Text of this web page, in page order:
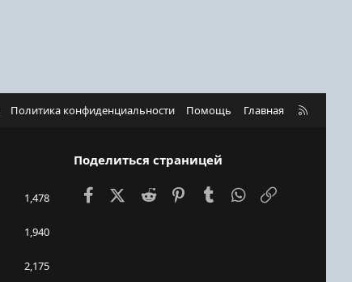
Политика конфиденциальности Помощь Главная
R
1,478
1,940
2,175
Поделиться страницей
FacebookX (Twitter)
Reddit PinterestTumblr WhatsApp